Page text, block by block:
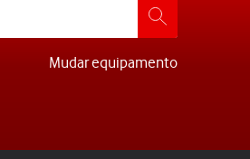
Mudar equipamento